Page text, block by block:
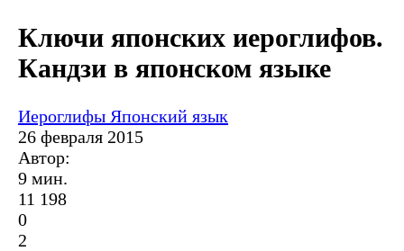
Ключи японских иероглифов.
Кандзи в японском языке
Иероглифы Японский язык
26 февраля 2015
Автор:
9 мин.
11 198
0
2